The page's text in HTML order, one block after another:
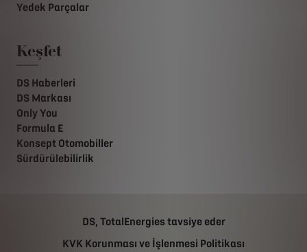
Yedek Parçalar
Keşfet
DS Haberleri
DS Markası
Only You
Formula E
Konsept Otomobiller
Sürdürülebilirlik
DS, TotalEnergies tavsiye eder
KVK Korunması ve İşlenmesi Politikası